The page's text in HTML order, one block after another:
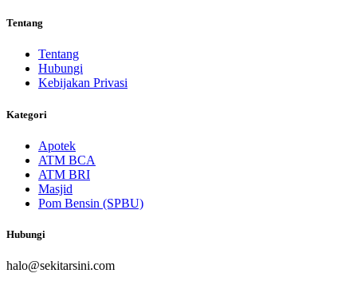
Tentang
Tentang
Hubungi
Kebijakan Privasi
Kategori
Apotek
ATM BCA
ATM BRI
Masjid
Pom Bensin (SPBU)
Hubungi
halo@sekitarsini.com